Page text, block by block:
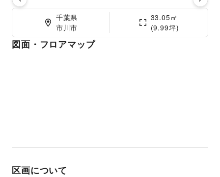
千葉県
市川市
33.05㎡
(9.99坪)
図面・フロアマップ
区画について